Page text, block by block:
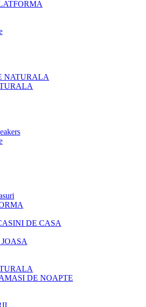
NATURALA
DE CASA
DE NOAPTE